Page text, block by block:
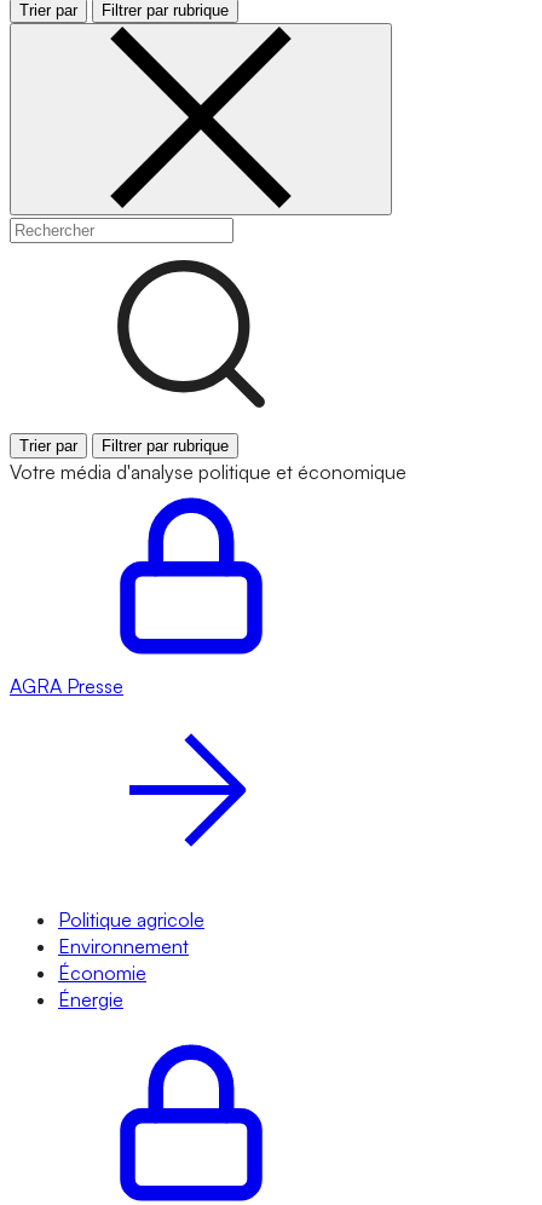
Trier par Filtrer par rubrique
Trier par Filtrer par rubrique
Votre média d'analyse politique et économique
AGRA Presse
Politique agricole
Environnement
Économie
Énergie